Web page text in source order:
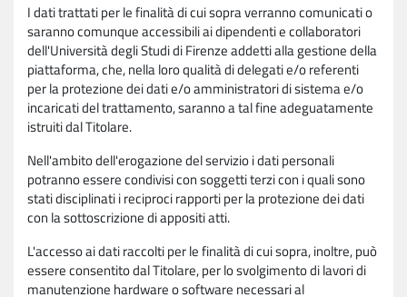
I dati trattati per le finalità di cui sopra verranno comunicati o
saranno comunque accessibili ai dipendenti e collaboratori
dell'Università degli Studi di Firenze addetti alla gestione della
piattaforma, che, nella loro qualità di delegati e/o referenti
per la protezione dei dati e/o amministratori di sistema e/o
incaricati del trattamento, saranno a tal fine adeguatamente
istruiti dal Titolare.
Nell'ambito dell'erogazione del servizio i dati personali
potranno essere condivisi con soggetti terzi con i quali sono
stati disciplinati i reciproci rapporti per la protezione dei dati
con la sottoscrizione di appositi atti.
L'accesso ai dati raccolti per le finalità di cui sopra, inoltre, può
essere consentito dal Titolare, per lo svolgimento di lavori di
manutenzione hardware o software necessari al